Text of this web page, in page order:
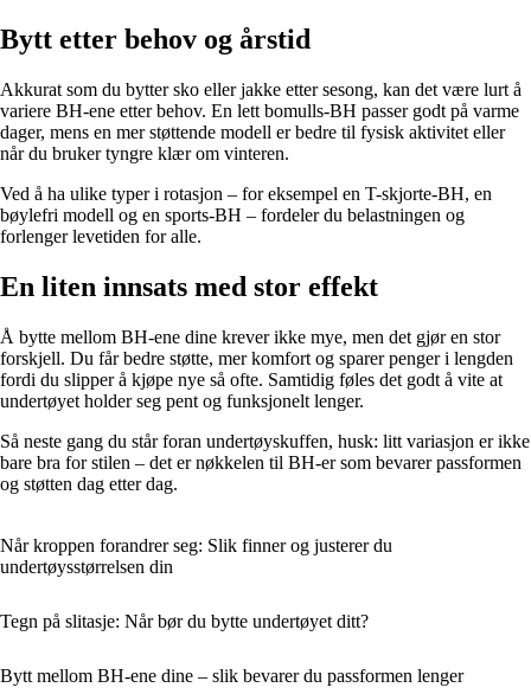
Bytt etter behov og årstid
Akkurat som du bytter sko eller jakke etter sesong, kan det være lurt å
variere BH-ene etter behov. En lett bomulls-BH passer godt på varme
dager, mens en mer støttende modell er bedre til fysisk aktivitet eller
når du bruker tyngre klær om vinteren.
Ved å ha ulike typer i rotasjon – for eksempel en T-skjorte-BH, en
bøylefri modell og en sports-BH – fordeler du belastningen og
forlenger levetiden for alle.
En liten innsats med stor effekt
Å bytte mellom BH-ene dine krever ikke mye, men det gjør en stor
forskjell. Du får bedre støtte, mer komfort og sparer penger i lengden
fordi du slipper å kjøpe nye så ofte. Samtidig føles det godt å vite at
undertøyet holder seg pent og funksjonelt lenger.
Så neste gang du står foran undertøyskuffen, husk: litt variasjon er ikke
bare bra for stilen – det er nøkkelen til BH-er som bevarer passformen
og støtten dag etter dag.
Når kroppen forandrer seg: Slik finner og justerer du
undertøysstørrelsen din
Tegn på slitasje: Når bør du bytte undertøyet ditt?
Bytt mellom BH-ene dine – slik bevarer du passformen lenger